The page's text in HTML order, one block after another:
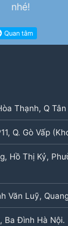
nhé!
Thạnh, Q
Q. Gò Vấp
Hồ Thị Kỷ,
Văn Luỹ,
Ba Đình Hà Nội.